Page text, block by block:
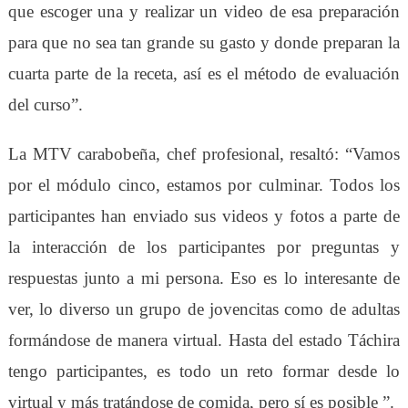
que escogeruna y realizar un video de esa preparación
para que no sea tan grande su gasto y donde preparan la
cuarta parte de la receta, así esel método de evaluación
del curso”.
La MTVcarabobeña,chef profesional, resaltó: “Vamos
por el módulo cinco, estamos por culminar. Todos los
participantes han enviado sus videos y fotos a parte de
la interacción de los participantes por preguntas y
respuestas junto a mi persona.Eso es lo interesante de
ver, lo diverso un grupo de jovencitas como de adultas
formándose de manera virtual. Hasta del estado Táchira
tengo participantes, es todo un reto formar desde lo
virtual y más tratándose de comida, pero síes posible ”.